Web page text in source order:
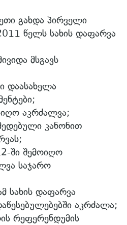
გახდა პირველი
წელს სახის დაფარვა
მსგავს
დაასახელა
აკრძალვა;
კანონით
ში შემოიღო
საჯარო
სახის დაფარვა
აკრძალა;
რეფერენდუმის